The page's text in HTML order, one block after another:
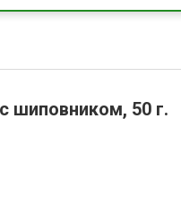
шиповником, 50 г.